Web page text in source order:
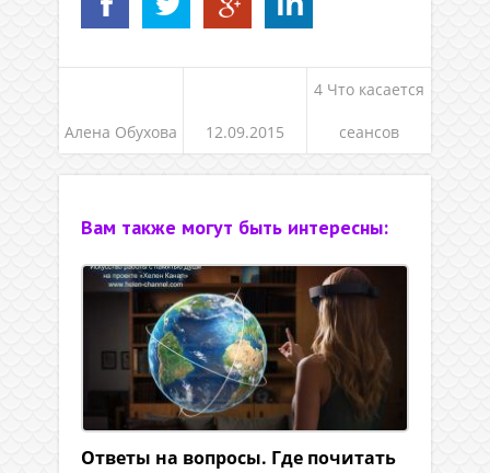
Алена Обухова 12.09.2015
4 Что касается
сеансов
Вам также могут быть интересны:
Ответы на вопросы. Где почитать